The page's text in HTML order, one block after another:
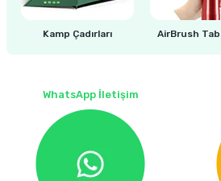
Makinası
Kamp Çadırları AirBrush
WhatsApp İletişim